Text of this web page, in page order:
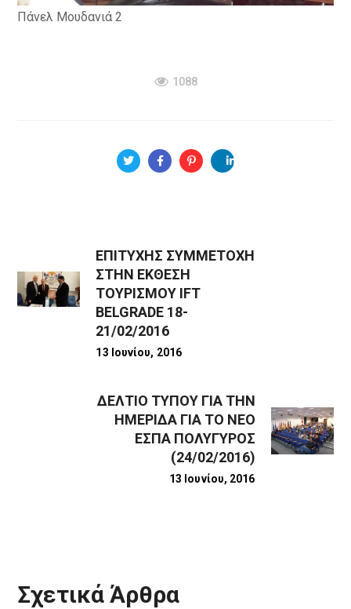
Πάνελ Μουδανιά 2
1088
ΕΠΙΤΥΧΗΣ ΣΥΜΜΕΤΟΧΗ
ΣΤΗΝ ΕΚΘΕΣΗ
ΤΟΥΡΙΣΜΟΥ IFT
BELGRADE 18-
21/02/2016
13 Ιουνίου, 2016
ΔΕΛΤΙΟ ΤΥΠΟΥ ΓΙΑ ΤΗΝ
ΗΜΕΡΙΔΑ ΓΙΑ ΤΟ ΝΕΟ
ΕΣΠΑ ΠΟΛΥΓΥΡΟΣ
(24/02/2016)
13 Ιουνίου, 2016
Σχετικά Άρθρα